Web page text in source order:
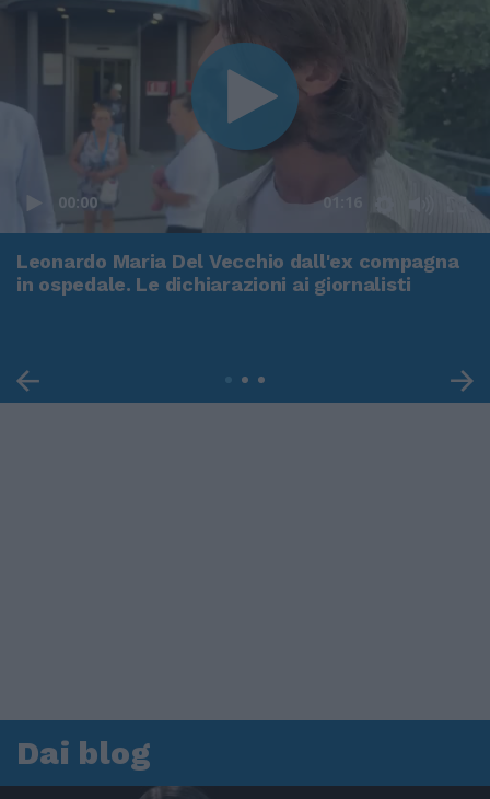
00:00 01:16
Leonardo Maria Del Vecchio dall'ex compagna
in ospedale. Le dichiarazioni ai giornalisti
Dai blog